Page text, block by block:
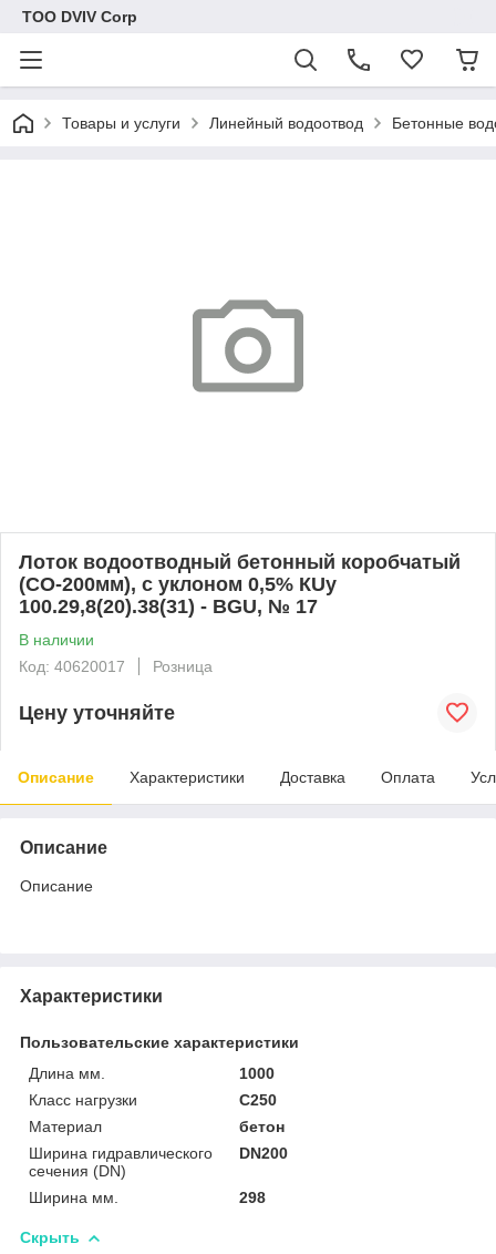
ТОО DVIV Corp
Товары и услуги Линейный водоотвод Бетонные
Лоток водоотводный бетонный коробчатый
(СО-200мм), с уклоном 0,5% КUу
100.29,8(20).38(31) - BGU, № 17
В наличии
Код: 40620017
Розница
Цену уточняйте
Описание Характеристики Доставка Оплата
Описание
Описание
Характеристики
Пользовательские характеристики
Длина мм.
1000
Класс нагрузки
C250
Материал
бетон
Ширина гидравлического
сечения (DN)
DN200
Ширина мм. 298
Скрыть